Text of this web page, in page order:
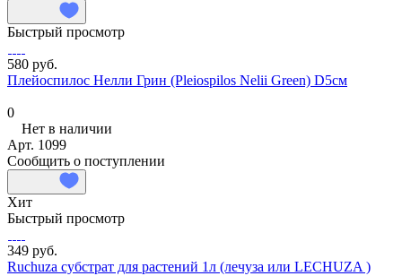
Быстрый просмотр
580 руб.
Плейоспилос Нелли Грин (Pleiospilos Nelii Green) D5см
0
Нет в наличии
Арт. 1099
Сообщить о поступлении
Хит
Быстрый просмотр
349 руб.
Ruchuza субстрат для растений 1л (лечуза или LECHUZA )